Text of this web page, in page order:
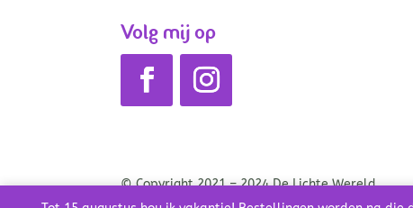
Volg mij op
© Copyright 2021 – 2024 De Lichte Wereld